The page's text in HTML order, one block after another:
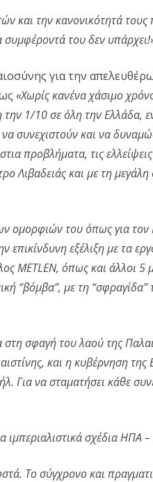
και την κανονικότητά τους
συμφέροντά του δεν
για την
«Χωρίς κανένα χάσιμο
1/10 σε όλη την Ελλάδα,
συνεχιστούν και να
προβλήματα, τις
Λιβαδειάς και με τη
ομορφιών του όπως για τον
επικίνδυνη εξέλιξη με τα
METLEN, όπως και άλλοι 5
“βόμβα”, με τη
στη σφαγή του λαού της
και η κυβέρνηση της
Για να σταματήσει κάθε
ιμπεριαλιστικά σχέδια ΗΠΑ
Το σύγχρονο και